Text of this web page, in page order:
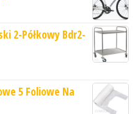
2-Półkowy Bdr2-
5 Foliowe Na